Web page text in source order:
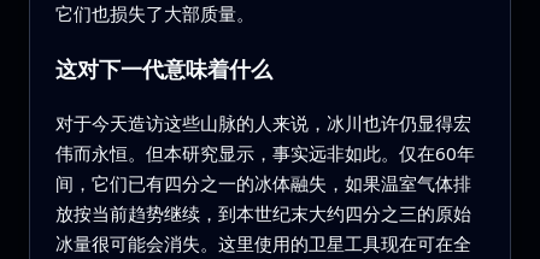
它们也损失了大部质量。
这对下一代意味着什么
对于今天造访这些山脉的人来说，冰川也许仍显得宏
伟而永恒。但本研究显示，事实远非如此。仅在60年
间，它们已有四分之一的冰体融失，如果温室气体排
放按当前趋势继续，到本世纪末大约四分之三的原始
冰量很可能会消失。这里使用的卫星工具现在可在全